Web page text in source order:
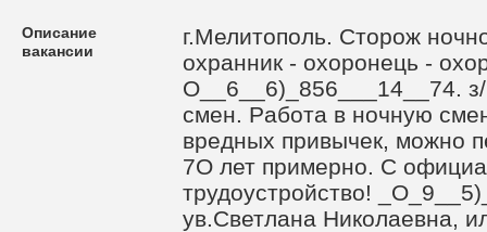
Описание
вакансии
г.Мелитополь. Сторож
охранник - охоронець -
О__6__6)_856___14__74.
смен. Рaбота в ночную
вредных привычек, мoжно
7О лет примерно. С
трудоустройство!
ув.Светлана Николаевна,